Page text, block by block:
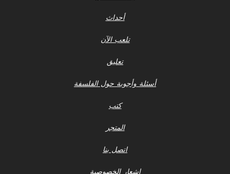
أحداث
تلعب الآن
تعليق
أسئلة وأجوبة حول الفلسفة
كتب
المتجر
اتصل بنا
إشعار الخصوصية